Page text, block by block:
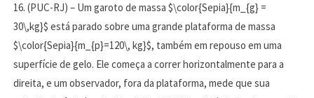
16. (PUC-RJ) – Um garoto de massa $\color{Sepia}{m_{g} =
30\,kg}$ está parado sobre uma grande plataforma de massa
$\color{Sepia}{m_{p}=120\, kg}$, também em repouso em uma
superfície de gelo. Ele começa a correr horizontalmente para a
direita, e um observador, fora da plataforma, mede que sua